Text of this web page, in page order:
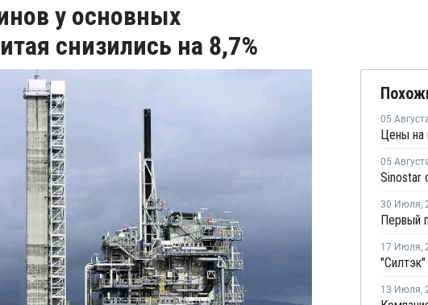
у основных
снизились на 8,7%
05
05
Sinostar
30 Июля,
17 Июля,
13 Июля,